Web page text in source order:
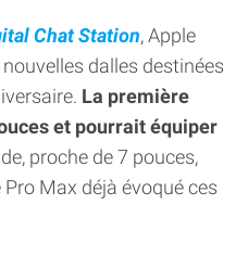
Chat Station, Apple
dalles destinées
La première
et pourrait équiper
proche de 7 pouces,
Max déjà évoqué ces